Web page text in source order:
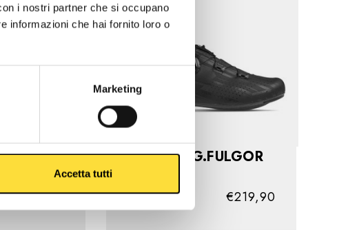
i nostri partner che si occupano
informazioni che hai fornito loro o
Marketing
Accetta tutti
€239,90
CARBON G.FULGOR
€219,90